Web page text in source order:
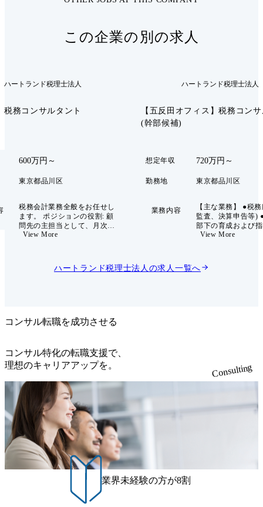
この企業の別の求人
ハートランド税理士法人
税務コンサルタント
600万円～
東京都品川区
税務会計業務全般をお任せし
ます。 ポジションの役割: 顧
問先の主担当として、月次の
定例面談をベースとした「伴
成(作業)ではなく、AI やシス
テムを活用して効率化を図
決算業務 ●申告書類作成 ●タ
ックスコンサルティング ●会
入支援 ※上記以外にも、経験
年数や勤続年数、本人の要望
に応じて資金調達支援や相続
どの業務も担当可能です。 担
当件数: 1 人あたり 25 件～35
件程度を担当するのがボリュ
ームゾーン 業務範囲: 法人税
が中心だが、意欲があれば相
続や資産税案件にも手を挙げ
て挑戦できる体制 。 特徴: ク
ラウド会計(freee や
Moneytree で全国トップ 5 の
ランク)や AI を積極的に活用
し、徹底した業務効率化を行
ージ】 1年目:担当件数20～25
View More
ハートランド税理士法人
【五反田オフィス】税務コン
(幹部候補)
想定年収 720万円～
勤務地 東京都品川区
業務内容
【主な業務】 ●税
監査、決算申告等)
部下の育成および
全体および拠点の
経営会議に参加し
の方向性を議論・推進 ※
ップ】 (1)担当顧問
する「チームリー
「拠点幹部」、資
レベニューシェア
View More
ハートランド税理士法人 の求人一覧へ
コンサル転職を成功させる
コンサル特化の転職支援で、
理想のキャリアアップを。
Consulting
業界未経験の方が8割